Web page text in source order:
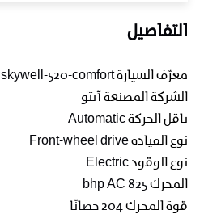
التفاصيل
معرّف السيارةskywell-520-comfort
الشركة المصنعة آيتو
ناقل الحركةAutomatic
نوع القيادةFront-wheel drive
نوع الوقودElectric
المحرك825 bhp AC
قوة المحرك204 حصانًا